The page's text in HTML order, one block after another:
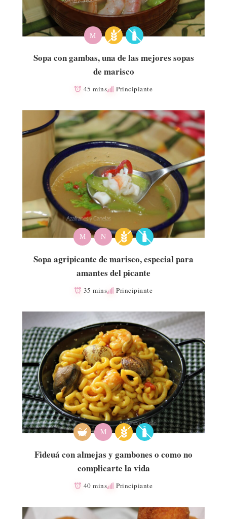
M
Sopa con gambas, una de las mejores sopas
de marisco
45 mins Principiante
M N
Sopa agripicante de marisco, especial para
amantes del picante
35 mins Principiante
M
Fideuá con almejas y gambones o como no
complicarte la vida
40 mins Principiante